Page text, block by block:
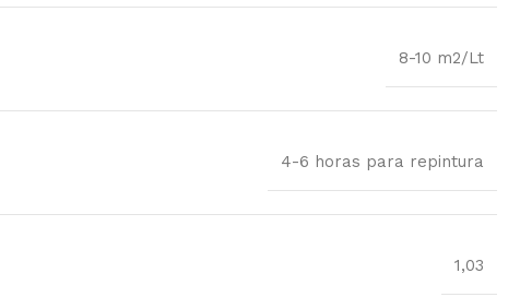
8-10 m2/Lt
4-6 horas para repintura
1,03